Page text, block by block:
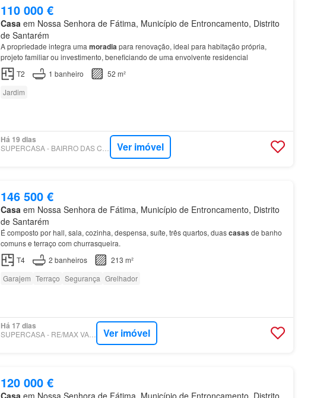
110 000 €
Casa em Nossa Senhora de Fátima, Município de Entroncamento, Distrito
de Santarém
A propriedade integra uma moradiapara renovação, ideal para habitação própria,
projeto familiar ou investimento, beneficiando de uma envolvente residencial
T2
1 banheiro
52 m²
Jardim
Há 19 dias
SUPERCASA - BAIRRO DAS CORES - MEDIAÇÃO IMOBILIÁRIA Ver imóvel
146 500 €
Casa em Nossa Senhora de Fátima, Município de Entroncamento, Distrito
de Santarém
É composto por hall, sala, cozinha, despensa, suíte, três quartos, duascasas de banho
comuns e terraço com churrasqueira.
T4
2 banheiros
213 m²
Garajem Terraço Segurança Grelhador
Há 17 dias
SUPERCASA - RE/MAX VANTAGEM BANCA Ver imóvel
120 000 €
Casa em Nossa Senhora de Fátima, Município de Entroncamento, Distrito